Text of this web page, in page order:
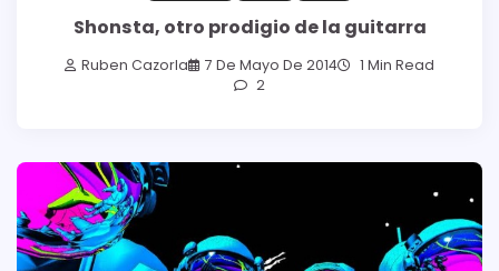
Shonsta, otro prodigio de la guitarra
Ruben Cazorla 7 De Mayo De 2014
1 Min Read
2